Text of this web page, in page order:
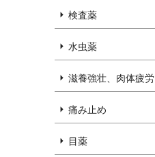
検査薬
水虫薬
滋養強壮、肉体疲労
痛み止め
目薬